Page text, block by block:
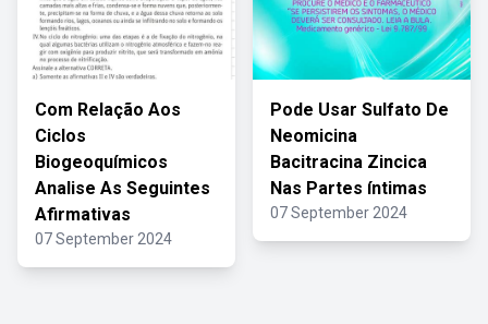
Com Relação Aos
Ciclos
Biogeoquímicos
Analise As Seguintes
Afirmativas
07 September 2024
Pode Usar Sulfato De
Neomicina
Bacitracina Zincica
Nas Partes íntimas
07 September 2024